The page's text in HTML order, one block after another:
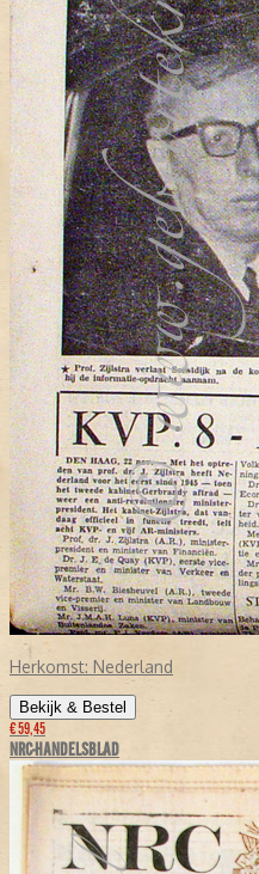
Herkomst: Nederland
Bekijk & Bestel
€ 59,45
NRC-HANDELSBLAD